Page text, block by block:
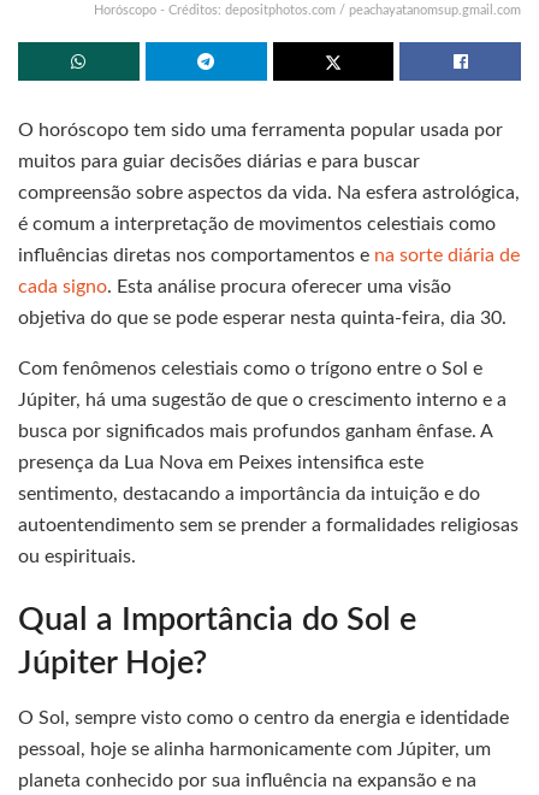
Horóscopo - Créditos: depositphotos.com / peachayatanomsup.gmail.com
O horóscopo tem sido uma ferramenta popular usada por
muitos para guiar decisões diárias e para buscar
compreensão sobre aspectos da vida. Na esfera astrológica,
é comum a interpretação de movimentos celestiais como
influências diretas nos comportamentos e na sorte diária de
cada signo. Esta análise procura oferecer uma visão
objetiva do que se pode esperar nesta quinta-feira, dia 30.
Com fenômenos celestiais como o trígono entre o Sol e
Júpiter, há uma sugestão de que o crescimento interno e a
busca por significados mais profundos ganham ênfase. A
presença da Lua Nova em Peixes intensifica este
sentimento, destacando a importância da intuição e do
autoentendimento sem se prender a formalidades religiosas
ou espirituais.
Qual a Importância do Sol e
Júpiter Hoje?
O Sol, sempre visto como o centro da energia e identidade
pessoal, hoje se alinha harmonicamente com Júpiter, um
planeta conhecido por sua influência na expansão e na